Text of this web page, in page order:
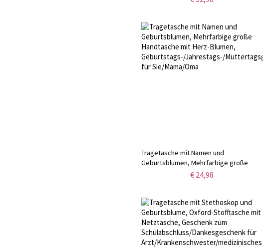
Tragetasche mit Namen und
Geburtsblumen, Mehrfarbige große
Handtasche mit Herz-Blumen,
€ 24,98